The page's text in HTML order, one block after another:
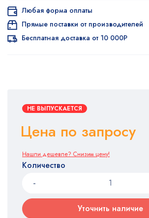
НЕ ВЫПУСКАЕТСЯ
Цена по запросу
Нашли дешевле? Снизим цену!
Количество
Уточнить наличие
Любая форма оплаты
Прямые поставки от производителей
Бесплатная доставка от 10 000Р